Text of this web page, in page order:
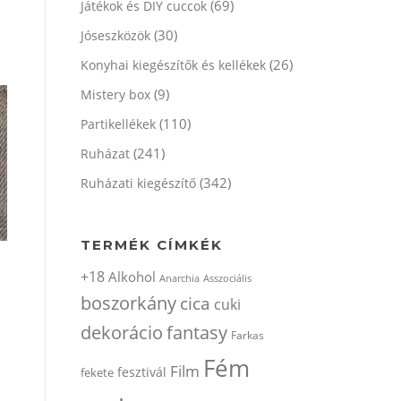
Játékok és DIY cuccok (69)
Jóseszközök (30)
Konyhai kiegészítők és kellékek (26)
Mistery box (9)
Partikellékek (110)
Ruházat (241)
Ruházati kiegészítő (342)
TERMÉK CÍMKÉK
+18 Alkohol Anarchia Asszociális
boszorkánycica cuki
dekoráciofantasy Farkas
fekete fesztivál Film Fém